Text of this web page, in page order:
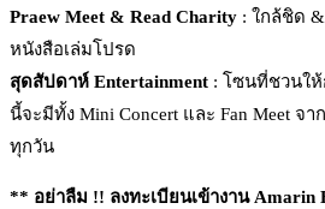
Praew Meet & Read Charity : ใกล้ชิด
หนังสือเล่มโปรด
สุดสัปดาห์ Entertainment : โซนที่ชวนให้
นี้จะมีทั้ง Mini Concert และ Fan Meet
ทุกวัน
** อย่าลืม !! ลงทะเบียนเข้างาน Amarin